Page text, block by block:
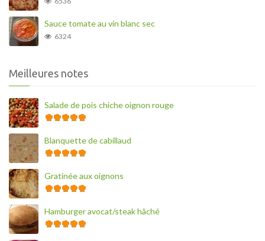
Sauce tomate au vin blanc sec
6324
Meilleures notes
Salade de pois chiche oignon rouge
Blanquette de cabillaud
Gratinée aux oignons
Hamburger avocat/steak hâché